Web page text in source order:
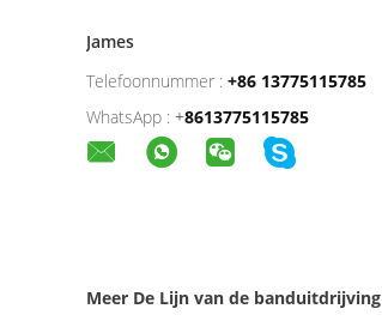
James
Telefoonnummer : +86 13775115785
WhatsApp : +8613775115785
Meer De Lijn van de banduitdrijving